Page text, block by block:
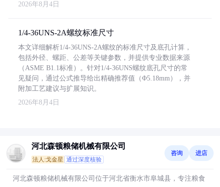
2026年8月4日
1/4-36UNS-2A螺纹标准尺寸
本文详细解析1/4-36UNS-2A螺纹的标准尺寸及底孔计算，
包括外径、螺距、公差等关键参数，并提供专业数据来源
（ASME B1.1标准）。针对1/4-36UNS螺纹底孔尺寸的常
见疑问，通过公式推导给出精确推荐值（Φ5.18mm），并
附加工艺建议与扩展知识。
2026年8月4日
河北森顿粮储机械有限公司
法人:戈金星 通过深度核验
咨询 进店
河北森顿粮储机械有限公司位于河北省衡水市阜城县，专注粮食